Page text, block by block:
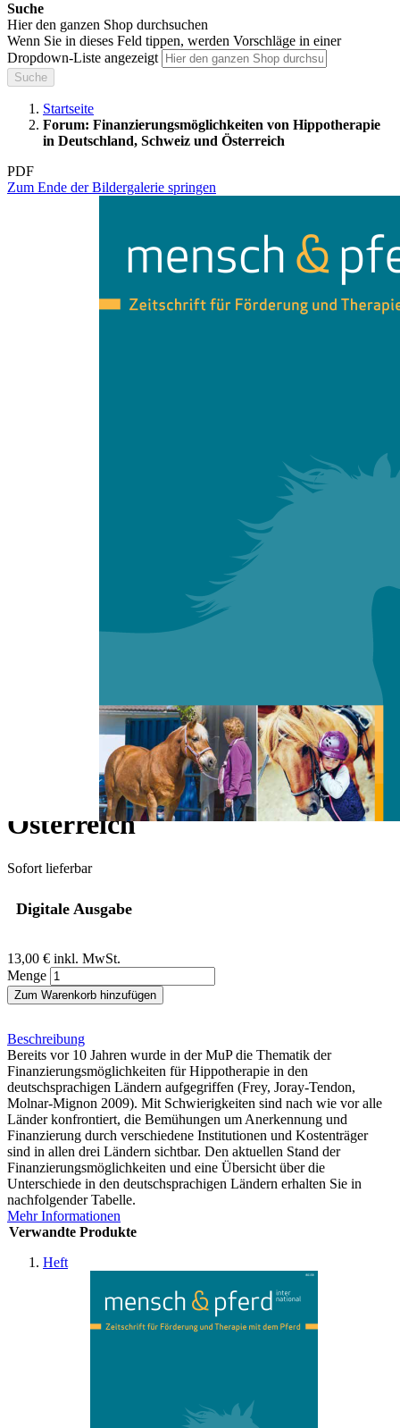
Suche
Hier den ganzen Shop durchsuchen
Wenn Sie in dieses Feld tippen, werden Vorschläge in einer
Dropdown-Liste angezeigt
Suche
Startseite
Forum: Finanzierungsmöglichkeiten von Hippotherapie
in Deutschland, Schweiz und Österreich
PDF
Zum Ende der Bildergalerie springen
Zum Anfang der Bildergalerie springen
Ina El Kobbia, Anne-Lise Joray-Tendon, Elke
Finanzierungsmöglichkeiten
von Hippotherapie in
Deutschland, Schweiz und
Österreich
Sofort lieferbar
Digitale Ausgabe
13,00 € inkl. MwSt.
Menge
Zum Warenkorb hinzufügen
Beschreibung
Bereits vor 10 Jahren wurde in der MuP die Thematik der
Finanzierungsmöglichkeiten für Hippotherapie in den
deutschsprachigen Ländern aufgegriffen (Frey, Joray-Tendon,
Molnar-Mignon 2009). Mit Schwierigkeiten sind nach wie vor alle
Länder konfrontiert, die Bemühungen um Anerkennung und
Finanzierung durch verschiedene Institutionen und Kostenträger
sind in allen drei Ländern sichtbar. Den aktuellen Stand der
Finanzierungsmöglichkeiten und eine Übersicht über die
Unterschiede in den deutschsprachigen Ländern erhalten Sie in
nachfolgender Tabelle.
Mehr Informationen
Verwandte Produkte
Heft